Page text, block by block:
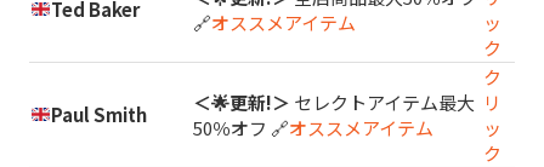
Ted Baker
🔗オススメアイテム
ッ
ク
Paul Smith ＜🌟更新!＞ セレクトアイテム最大
50％オフ 🔗オススメアイテム
ク
リ
ッ
ク